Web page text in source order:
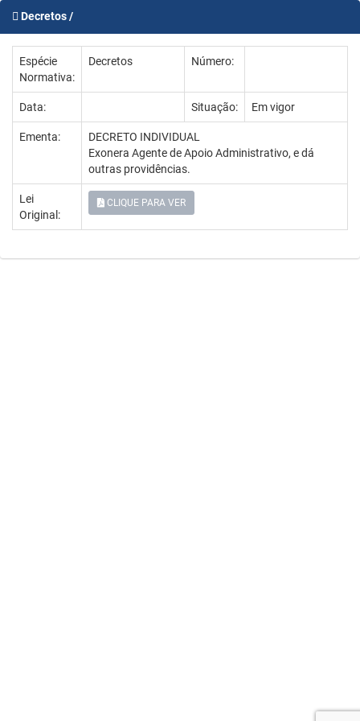
Decretos /
Espécie
Normativa:
Decretos Número:
Data: Situação: Em vigor
Ementa:
DECRETO INDIVIDUAL
Exonera Agente de Apoio Administrativo, e dá
outras providências.
Lei
Original:
CLIQUE PARA VER